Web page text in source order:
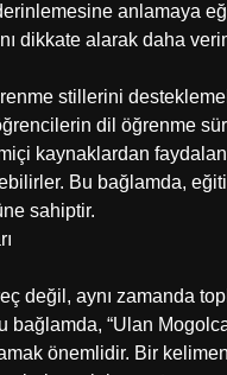
anlamaya
dikkate alarak daha
stillerini
dil öğrenme
kaynaklardan
Bu bağlamda,
sahiptir.
değil, aynı zamanda
bağlamda, “Ulan
önemlidir. Bir